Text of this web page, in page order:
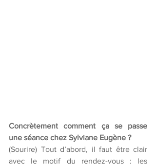
Concrètement comment ça se passe
une séance chez Sylviane Eugène ?
(Sourire) Tout d’abord, il faut être clair
avec le motif du rendez-vous : les